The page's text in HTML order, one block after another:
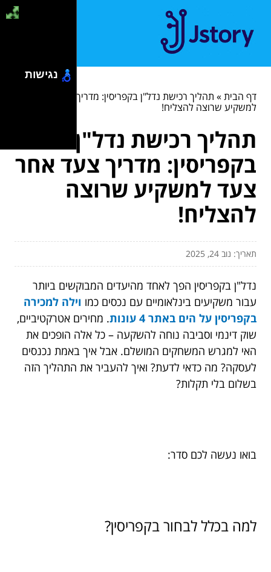
דף הבית» תהליך רכישת נדל"ן בקפריסין: מדריך צעד אחר צעד
למשקיע שרוצה להצליח!
תהליך רכישת נדל"ן
בקפריסין: מדריך צעד אחר
צעד למשקיע שרוצה
להצליח!
תאריך: נוב 24, 2025
נדל"ן בקפריסין הפך לאחד מהיעדים המבוקשים ביותר
עבור משקיעים בינלאומיים עם נכסים כמו וילה למכירה
בקפריסין על הים באתר 4 עונות
. מחירים אטרקטיביים,
שוק דינמי וסביבה נוחה להשקעה – כל אלה הופכים את
האי למגרש המשחקים המושלם. אבל איך באמת נכנסים
לעסקה? מה כדאי לדעת? ואיך להעביר את התהליך הזה
בשלום בלי תקלות?
בואו נעשה לכם סדר:
למה בכלל לבחור בקפריסין?
נגישות